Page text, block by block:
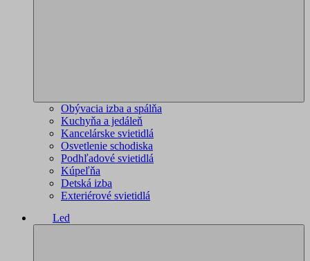
Obývacia izba a spálňa
Kuchyňa a jedáleň
Kancelárske svietidlá
Osvetlenie schodiska
Podhľadové svietidlá
Kúpeľňa
Detská izba
Exteriérové svietidlá
Led